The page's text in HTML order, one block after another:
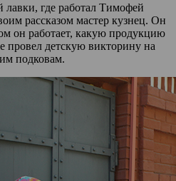
где работал Тимофей
рассказом мастер кузнец. Он
он работает, какую продукцию
провел детскую викторину на
подковам.